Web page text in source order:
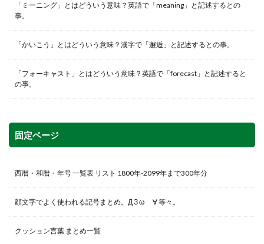
「ミーニング」とはどういう意味？英語で「meaning」と記述するとの
事。
「かいこう」とはどういう意味？漢字で「邂逅」と記述するとの事。
「フォーキャスト」とはどういう意味？英語で「forecast」と記述すると
の事。
固定ページ
西暦・和暦・年号 一覧表 リスト 1800年-2099年まで300年分
顔文字でよく使われる記号まとめ。Д З ω ゞ∀ 等々。
クッション言葉 まとめ一覧